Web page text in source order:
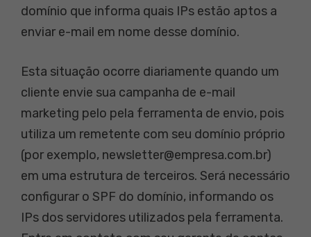
domínio que informa quais IPs estão aptos a
enviar e-mail em nome desse domínio.
Esta situação ocorre diariamente quando um
cliente envie sua campanha de e-mail
marketing pelo pela ferramenta de envio, pois
utiliza um remetente com seu domínio próprio
(por exemplo, newsletter@empresa.com.br)
em uma estrutura de terceiros. Será necessário
configurar o SPF do domínio, informando os
IPs dos servidores utilizados pela ferramenta.